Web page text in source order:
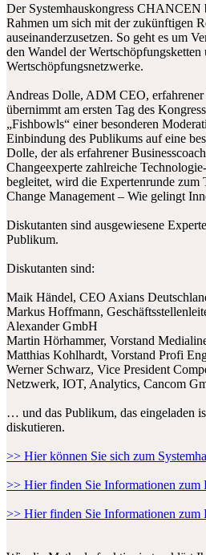
Der Systemhauskongress CHANCEN
Rahmen um sich mit der zukünftigen
auseinanderzusetzen. So geht es um
den Wandel der Wertschöpfungsketten
Wertschöpfungsnetzwerke.
Andreas Dolle, ADM CEO, erfahrener
übernimmt am ersten Tag des
„Fishbowls“ einer besonderen
Einbindung des Publikums auf eine
Dolle, der als erfahrener
Changeexperte zahlreiche
begleitet, wird die Expertenrunde zum
Change Management – Wie gelingt
Diskutanten sind ausgewiesene
Publikum.
Diskutanten sind:
Maik Händel, CEO Axians
Markus Hoffmann,
Alexander GmbH
Martin Hörhammer, Vorstand
Matthias Kohlhardt, Vorstand Profi
Werner Schwarz, Vice President
Netzwerk, IOT, Analytics, Cancom
… und das Publikum, das eingeladen
diskutieren.
>> Hier können Sie sich zum
>> Hier finden Sie Informationen zum
>> Hier finden Sie Informationen